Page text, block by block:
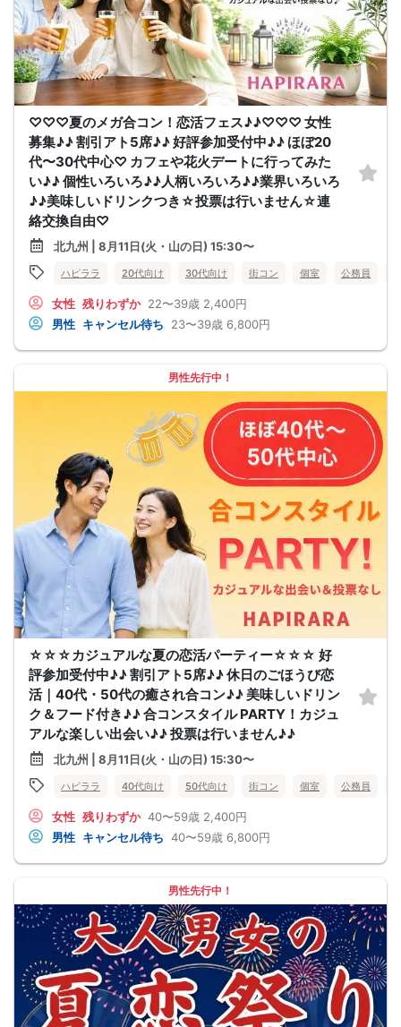
♡♡♡夏のメガ合コン！恋活フェス♪♪♡♡♡ 女性
募集♪♪ 割引アト5席♪♪ 好評参加受付中♪♪ ほぼ20
代〜30代中心♡ カフェや花火デートに行ってみた
い♪♪ 個性いろいろ♪♪人柄いろいろ♪♪業界いろいろ
♪♪美味しいドリンクつき☆投票は行いません☆連
絡交換自由♡
北九州 | 8月11日(火・山の日) 15:30〜
ハピララ 20代向け 30代向け 街コン 個室 公務員
女性 残りわずか 22〜39歳 2,400円
男性 キャンセル待ち 23〜39歳 6,800円
男性先行中！
☆☆☆カジュアルな夏の恋活パーティー☆☆☆ 好
評参加受付中♪♪ 割引アト5席♪♪ 休日のごほうび恋
活｜40代・50代の癒され合コン♪♪ 美味しいドリン
ク＆フード付き♪♪ 合コンスタイル PARTY！カジュ
アルな楽しい出会い♪♪ 投票は行いません♪♪
北九州 | 8月11日(火・山の日) 15:30〜
ハピララ 40代向け 50代向け 街コン 個室 公務員
女性 残りわずか 40〜59歳 2,400円
男性 キャンセル待ち 40〜59歳 6,800円
男性先行中！